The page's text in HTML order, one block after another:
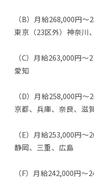
（B）月給268,000円～
東京（23区外）神奈川
（C）月給263,000円～
愛知
（D）月給258,000円～
京都、兵庫、奈良、滋
（E）月給253,000円～
静岡、三重、広島
（F）月給242,000円～